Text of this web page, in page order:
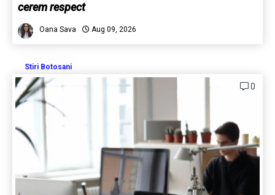
cerem respect
Oana Sava Aug 09, 2026
Stiri Botosani
0